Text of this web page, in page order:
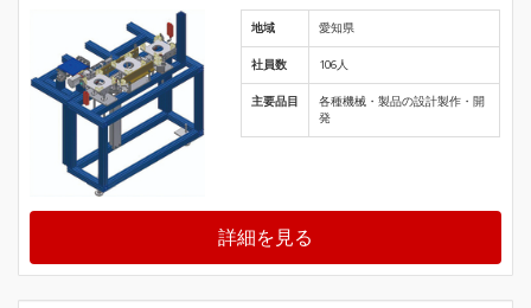
地域 愛知県
社員数 106人
主要品目
各種機械・製品の設計製作・開
発
詳細を見る